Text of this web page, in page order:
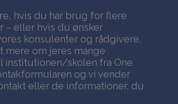
hvis du har brug for flere
– eller hvis du ønsker
konsulenter og rådgivere,
om jeres mange
skolen fra One
og vi vender
eller de informationer, du